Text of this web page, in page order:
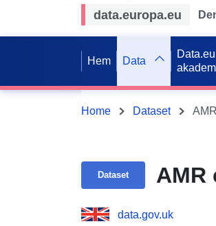
data.europa.eu
Hem Data
Home Dataset
Dataset AMR
data.gov.uk